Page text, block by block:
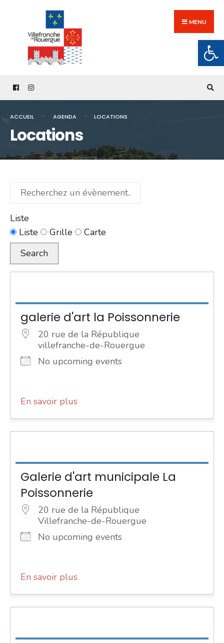
content
MENU
ACCUEIL AGENDA LOCATIONS
Locations
Recherchez
évènement...
Liste
Type
d’affichage
des
résultats
la
recherche
Liste Grille
Carte
Search
galerie d'art la Poissonnerie
20 rue de la République
villefranche-de-Rouergue
No upcoming events
En savoir plus
Galerie d'art municipale La
Poissonnerie
20 rue de la République
Villefranche-de-Rouergue
No upcoming events
En savoir plus